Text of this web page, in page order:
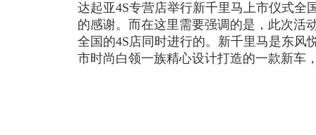
达起亚4S专营店举行新千里马上市仪式全
的感谢。而在这里需要强调的是，此次活
全国的4S店同时进行的。新千里马是东风
市时尚白领一族精心设计打造的一款新车